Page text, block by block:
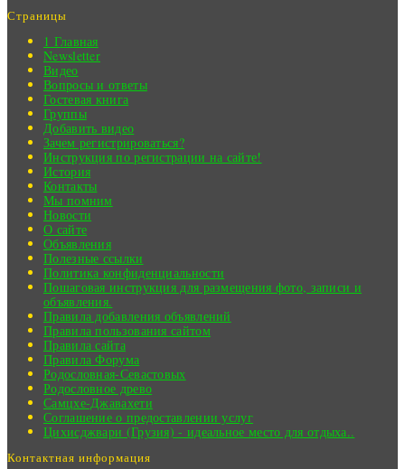
Страницы
1 Главная
Newsletter
Видео
Вопросы и ответы
Гостевая книга
Группы
Добавить видео
Зачем регистрироваться?
Инструкция по регистрации на сайте!
История
Контакты
Мы помним
Новости
О сайте
Объявления
Полезные ссылки
Политика конфиденциальности
Пошаговая инструкция для размещения фото, записи и
объявления.
Правила добавления объявлений
Правила пользования сайтом
Правила сайта
Правила Форума
Родословная-Севастовых
Родословное древо
Самцхе-Джавахети
Соглашение о предоставлении услуг
Цихисджвари (Грузия) - идеальное место для отдыха..
Контактная информация